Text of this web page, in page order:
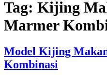
Tag: Kijing
Marmer
Model Kijing
Kombinasi